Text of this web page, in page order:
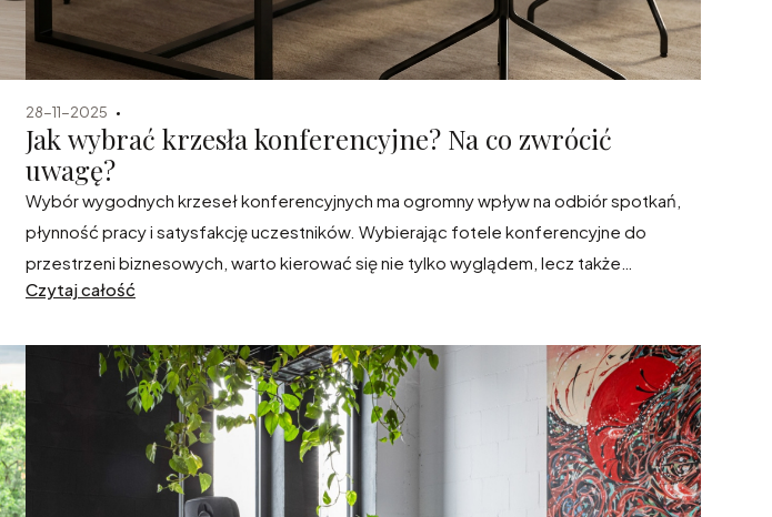
28-11-2025
Jak wybrać krzesła konferencyjne? Na co zwrócić
uwagę?
Wybór wygodnych krzeseł konferencyjnych ma ogromny wpływ na odbiór spotkań,
płynność pracy i satysfakcję uczestników. Wybierając fotele konferencyjne do
przestrzeni biznesowych, warto kierować się nie tylko wyglądem, lecz także
ergonomią, trwałością i możliwością dopasowania ich do różnych aranżacji. To
czy planujesz krótkie spotkanie, czy całodniowe szkolenie, odpowiednie
wyposażenie sali konferencyjnej jest priorytetem.
Czytaj całość